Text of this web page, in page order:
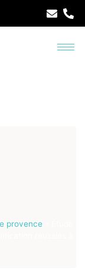
provence